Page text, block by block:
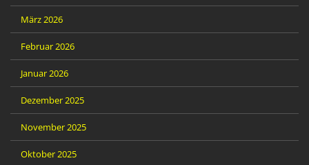
März 2026
Februar 2026
Januar 2026
Dezember 2025
November 2025
Oktober 2025